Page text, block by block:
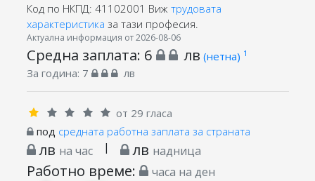
Код по НКПД: 41102001 Виж трудовата
характеристика за тази професия.
Актуална информация от 2026-08-06
Средна заплата: 6 лв (нетна) 1
За година: 7 лв
от 29 гласа
под средната работна заплата за страната
лв на час | лв надница
Работно време: часа на ден